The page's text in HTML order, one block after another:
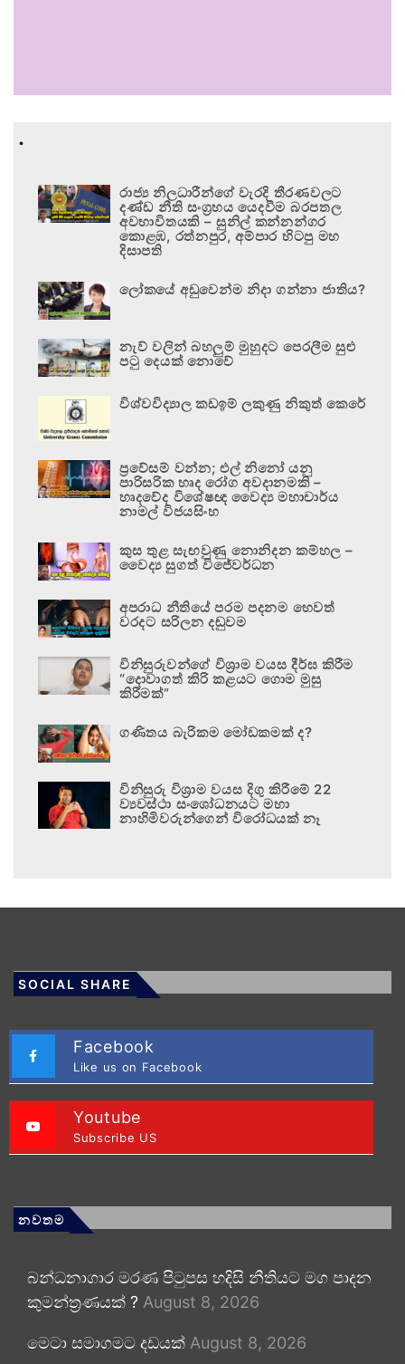
.
රාජ්‍ය නිලධාරීන්ගේ වැරදි තීරණවලට
දණ්ඩ නීති සංග්‍රහය යෙදවීම බරපතල
අවභාවිතයකි – සුනිල් කන්නන්ගර
කොළඹ, රත්නපුර, අම්පාර හිටපු මහ
දිසාපති
ලෝකයේ අඩුවෙන්ම නිදා ගන්නා ජාතිය?
නැව් වලින් බහලුම් මුහුදට පෙරලීම සුළු
පටු දෙයක් නොවේ
විශ්වවිද්‍යාල කඩඉම් ලකුණු නිකුත් කෙරේ
ප්‍රවේසම් වන්න; එල් නිනෝ යනු
පාරිසරික හෘද රෝග අවදානමකි –
හෘදවේද විශේෂඥ වෛද්‍ය මහාචාර්ය
නාමල් විජයසිංහ
කුස තුළ සැඟවුණු නොනිදන කම්හල –
වෛද්‍ය සුගත් විජේවර්ධන
අපරාධ නීතියේ පරම පදනම හෙවත්
වරදට සරිලන දඬුවම
විනිසුරුවන්ගේ විශ්‍රාම වයස දීර්ඝ කිරීම
“දොවාගත් කිරි කළයට ගොම මුසු
කිරීමක්”
ගණිතය බැරිකම මෝඩකමක් ද?
විනිසුරු විශ්‍රාම වයස දිගු කිරීමේ 22
ව්‍යවස්ථා සංශෝධනයට මහා
නාහිමිවරුන්ගෙන් විරෝධයක් නෑ
SOCIAL SHARE
Facebook
Like us on Facebook
Youtube
Subscribe US
නවතම
බන්ධනාගාර මරණ පිටුපස හදිසි නීතියට මග පාදන
කුමන්ත්‍රණයක් ? August 8, 2026
මෙටා සමාගමට දඩයක් August 8, 2026